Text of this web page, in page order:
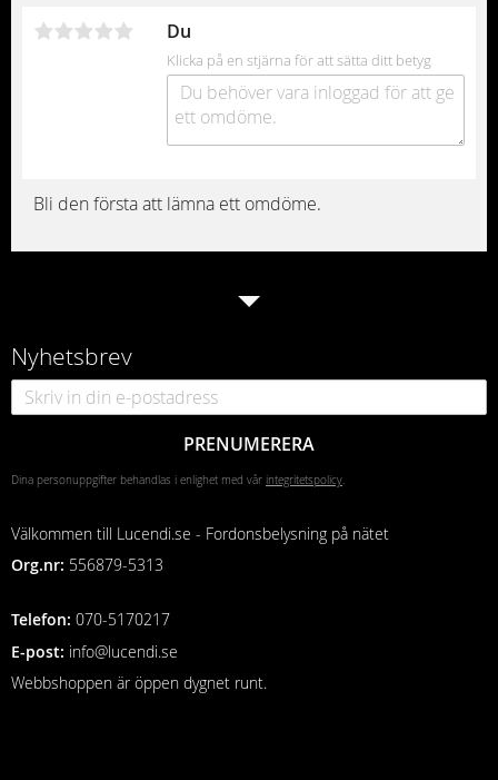
Du
Klicka på en stjärna för att sätta ditt betyg
Bli den första att lämna ett omdöme.
Nyhetsbrev
PRENUMERERA
Dina personuppgifter behandlas i enlighet med vår integritetspolicy.
Välkommen till Lucendi.se - Fordonsbelysning på nätet
Org.nr: 556879-5313
Telefon: 070-5170217
E-post: info@lucendi.se
Webbshoppen är öppen dygnet runt.